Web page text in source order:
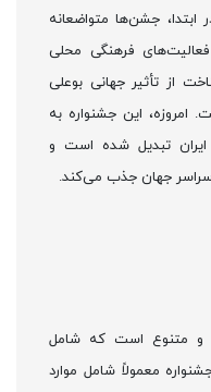
جشن‌ها متواضعانه
فرهنگی محلی
از تأثیر جهانی بوعلی
امروزه، این جشنواره به
ایران تبدیل شده است و
سراسر جهان جذب می‌کند.
و متنوع است که شامل
معمولاً شامل موارد